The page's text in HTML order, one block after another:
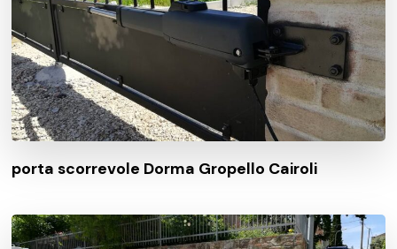
porta scorrevole Dorma Gropello Cairoli